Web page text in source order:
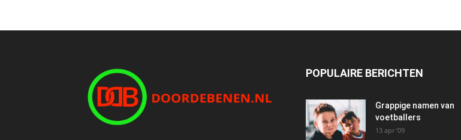
POPULAIRE BERICHTEN
Grappige namen van
voetballers
13 apr ’09